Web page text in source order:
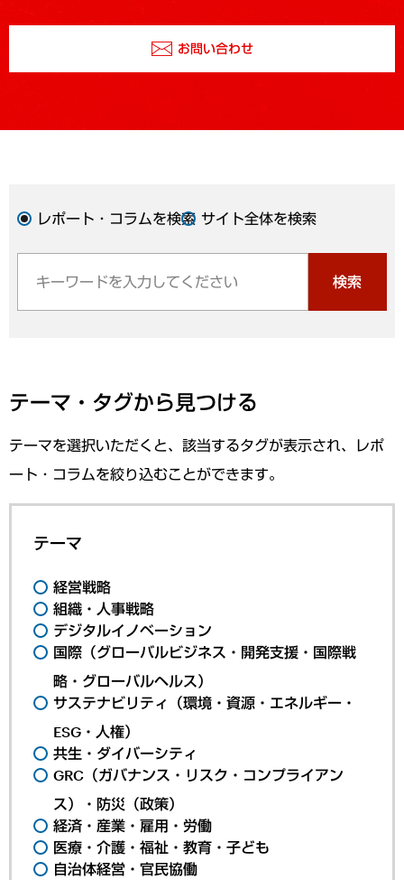
お問い合わせ
レポート・コラムを検索 サイト全体を検索
検索
テーマ・タグから見つける
テーマを選択いただくと、該当するタグが表示され、レポ
ート・コラムを絞り込むことができます。
テーマ
経営戦略
組織・人事戦略
デジタルイノベーション
国際（グローバルビジネス・開発支援・国際戦
略・グローバルヘルス）
サステナビリティ（環境・資源・エネルギー・
ESG・人権）
共生・ダイバーシティ
GRC（ガバナンス・リスク・コンプライアン
ス）・防災（政策）
経済・産業・雇用・労働
医療・介護・福祉・教育・子ども
自治体経営・官民協働